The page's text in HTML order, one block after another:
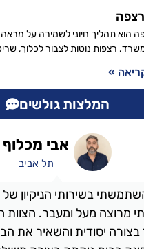
הוא תהליך חיוני לשמירה על
רצפות נוטות לצבור לכלוך,
»
המלצות גולשים
בשירותי הניקיון של
מרוצה מעל ומעבר. הצוות
יסודית והשאיר את
אבי מכלוף
תל אביב